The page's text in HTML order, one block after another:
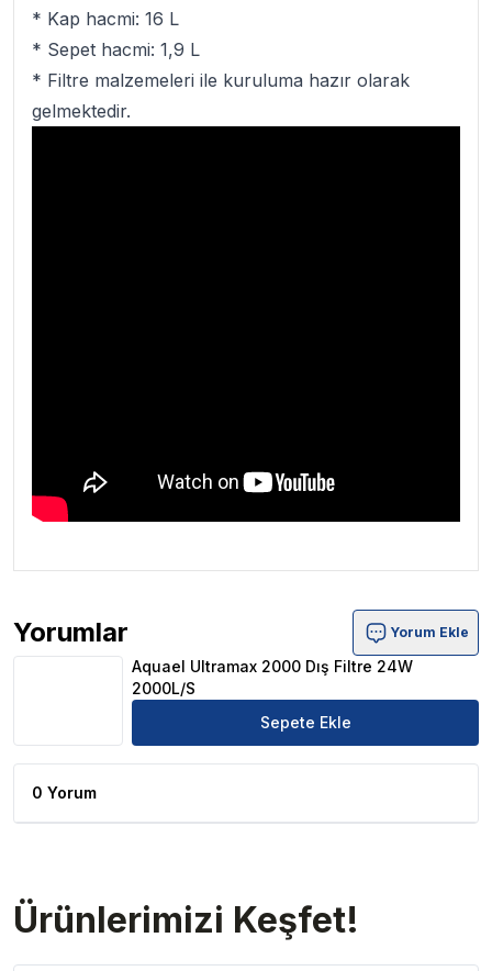
* Kap hacmi: 16 L
* Sepet hacmi: 1,9 L
* Filtre malzemeleri ile kuruluma hazır olarak
gelmektedir.
Yorumlar
Aquael Ultramax 2000 Dış Filtre 24W 2000L/S Ürün
Yorum Ekle
Aquael Ultramax 2000 Dış Filtre 24W
2000L/S
Sepete Ekle
0 Yorum
Ürünlerimizi Keşfet!